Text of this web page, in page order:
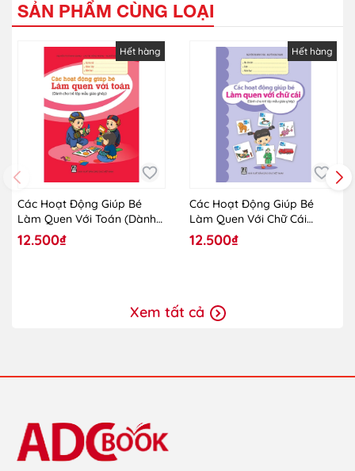
SẢN PHẨM CÙNG LOẠI
Hết hàng
Các Hoạt Động Giúp Bé
Làm Quen Với Toán (Dành
Cho Trẻ Lớp Mẫu Giáo
Ghép)
12.500₫
Hết hàng
Các Hoạt Động Giúp Bé
Làm Quen Với Chữ Cái
(Dành Cho Trẻ Lớp Mẫu
Giáo Ghép)
12.500₫
Xem tất cả